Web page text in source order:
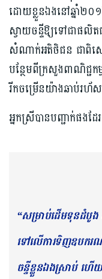
ដោយខ្លួនឯងនៅឆ្នាំ២០
ស្វាយចន្ទីឱ្យទៅជាផ
សំណាក់អតិថិជន ជាពិស
បន្ថែមពីក្រសួងពាណិជ្ជក
រីកចម្រើនយ៉ាងឆាប់រហ័
អ្នកស្រីបានបញ្ជាក់ផងដែ
“សម្រាប់ដើមទុនដំបូ
ទៅលើការទិញឧបករ
ចន្ទីខ្លួនឯងស្រាប់ ហ